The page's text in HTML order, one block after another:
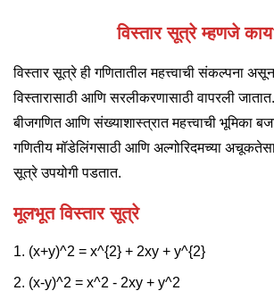
विस्तार सूत्रे म्हणजे
विस्तार सूत्रे ही गणितातील महत्त्वाची संकल्पना
विस्तारासाठी आणि सरलीकरणासाठी वापरली
बीजगणित आणि संख्याशास्त्रात महत्त्वाची भूमिका
गणितीय मॉडेलिंगसाठी आणि अल्गोरिदमच्या
सूत्रे उपयोगी पडतात.
मूलभूत विस्तार सूत्रे
(x+y)^2 = x^{2} + 2xy + y^{2}
(x-y)^2 = x^2 - 2xy + y^2